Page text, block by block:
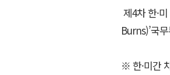
제4차 한·
Burns)’국
※ 한·미간